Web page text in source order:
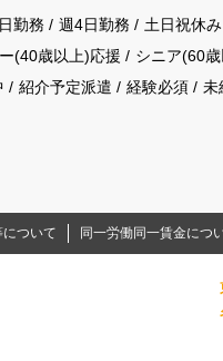
勤務 週4日勤務 土日祝休
(40歳以上)応援 シニア(60
紹介予定派遣 経験必須 未
ついて 同一労働同一賃金につ